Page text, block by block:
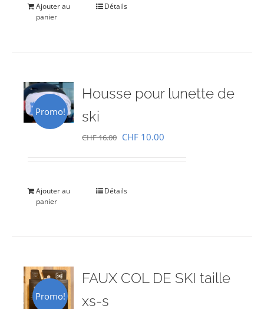
Ajouter au
panier
Détails
Promo!
Housse pour lunette de
ski
CHF16.00 Le
était :
CHF 10.00
Ajouter au
panier
Détails
Promo!
FAUX COL DE SKI taille
xs-s